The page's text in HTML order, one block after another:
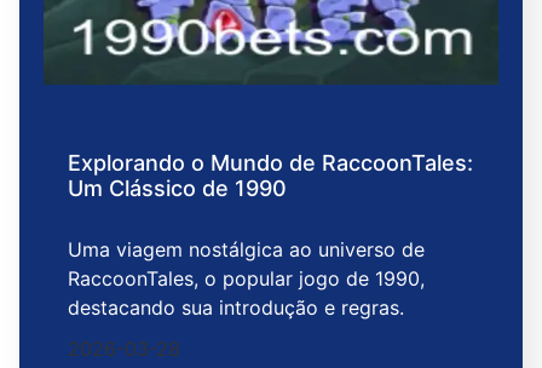
Explorando o Mundo de RaccoonTales:
Um Clássico de 1990
Uma viagem nostálgica ao universo de
RaccoonTales, o popular jogo de 1990,
destacando sua introdução e regras.
2026-03-28